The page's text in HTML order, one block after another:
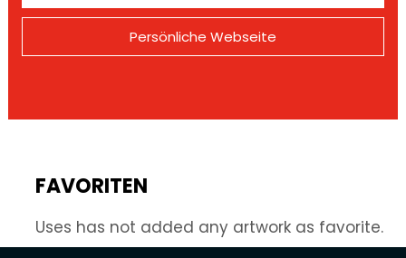
Persönliche Webseite
FAVORITEN
Uses has not added any artwork as favorite.